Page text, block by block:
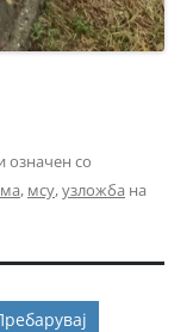
означен со
, мсу,узложба на